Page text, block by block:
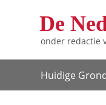
De
onder redactie
Huidige